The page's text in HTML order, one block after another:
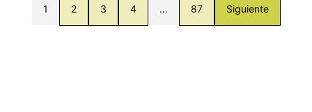
1 2 3 4 … 87 Siguiente